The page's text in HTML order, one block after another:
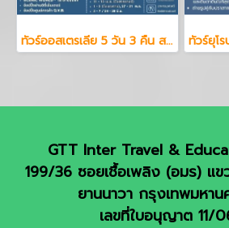
ทัวร์ออสเตรเลีย 5 วัน 3 คืน สายการบินฟิลิปปินส์ แอร์ไลน์
GTT Inter Travel &
199/36 ซอยเชื้อเพลิง (อมร) แ
ยานนาวา กรุงเทพมหาน
เลขที่ใบอนุญาต 11/